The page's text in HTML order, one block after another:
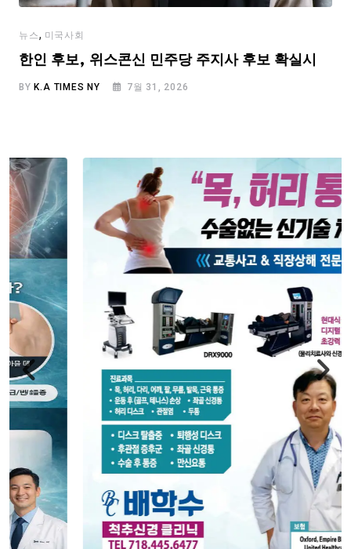
뉴스, 미국사회
한인 후보, 위스콘신 민주당 주지사 후보 확실시
BY K.A TIMES NY 7월 31, 2026